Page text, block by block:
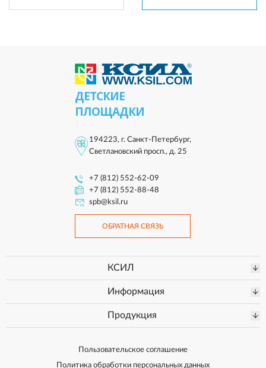
ДЕТСКИЕ
ПЛОЩАДКИ
194223, г. Санкт-Петербург,
Светлановский просп., д. 25
+7 (812) 552-62-09
+7 (812) 552-88-48
spb@ksil.ru
ОБРАТНАЯ СВЯЗЬ
КСИЛ
Информация
Продукция
Пользовательское соглашение
Политика обработки персональных данных